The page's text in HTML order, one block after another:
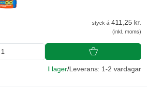
styck á 411,25 kr.
(inkl. moms)
I lager/Leverans: 1-2 vardagar